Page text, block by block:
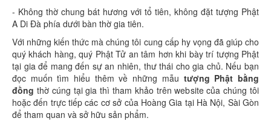
- Không thờ chung bát hương với tổ tiên, không đặt tượng Phật
A Di Đà phía dưới bàn thờ gia tiên.
Với những kiến thức mà chúng tôi cung cấp hy vọng đã giúp cho
quý khách hàng, quý Phật Tử an tâm hơn khi bày trí tượng Phật
tại gia để mang đến sự an nhiên, thư thái cho gia chủ. Nếu bạn
đọc muốn tìm hiểu thêm về những mẫu tượng Phật bằng
đồng thờ cúng tại gia thì tham khảo trên website của chúng tôi
hoặc đến trực tiếp các cơ sở của Hoàng Gia tại Hà Nội, Sài Gòn
để tham quan và sở hữu sản phẩm.